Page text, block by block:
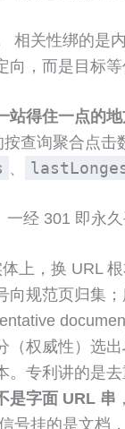
相关性绑的是
，而是目标等
得住一点的地
查询聚合点
、
一经 301 即永
上，换 URL
向规范页归集
（权威性）选出
。专利讲的是
是字面 URL 串
挂的是文档，